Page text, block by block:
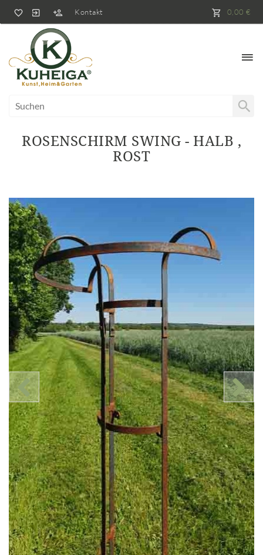
Kontakt 0,00 €
ROSENSCHIRM SWING - HALB ,
ROST